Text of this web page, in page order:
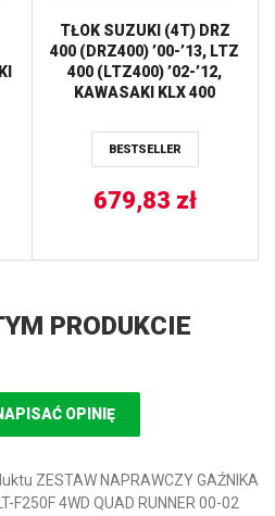
TŁOK SUZUKI (4T) DRZ
400 (DRZ400) ’00-’13, LTZ
400 (LTZ400) ’02-’12,
KAWASAKI KLX 400
(89,96MM) (HC
13.5:1=+1,30) (3
BESTSELLER
679,83 zł
PRODUKCIE
OPINIĘ
ZESTAW NAPRAWCZY GAŹNIKA
F250F 4WD QUAD RUNNER 00-02